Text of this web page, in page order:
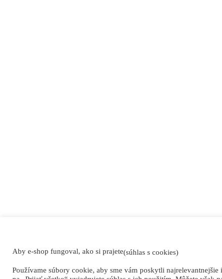
Aby e-shop fungoval, ako si prajete(súhlas s cookies)
Používame súbory cookie, aby sme vám poskytli